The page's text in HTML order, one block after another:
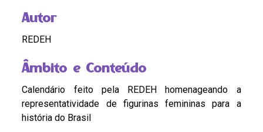
Autor
REDEH
Âmbito e Conteúdo
Calendário feito pela REDEH homenageando a
representatividade de figurinas femininas para a
história do Brasil